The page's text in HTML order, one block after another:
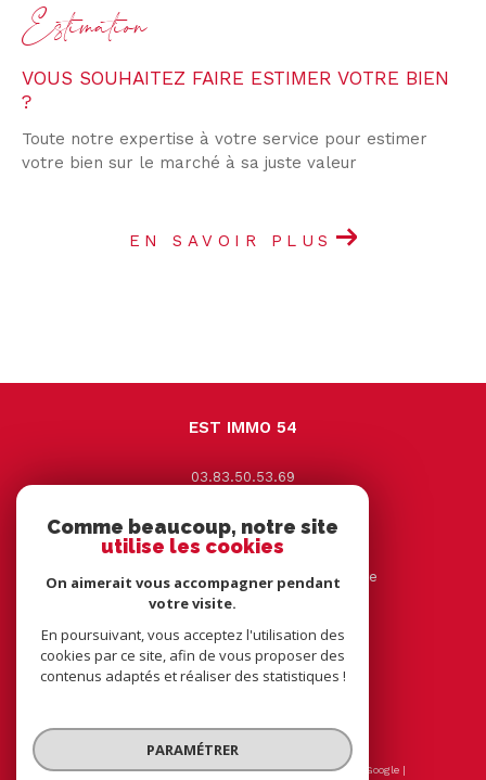
Estimation
VOUS SOUHAITEZ FAIRE ESTIMER VOTRE BIEN
?
Toute notre expertise à votre service pour estimer
votre bien sur le marché à sa juste valeur
EN SAVOIR PLUS
EST IMMO 54
03.83.50.53.69
9 Avenue Jacques Leclerc
54330vézelise
44 rue tourtelle frère 54116 tantonville
NOUS SUIVRE SUR
© 2026 | Tous droits réservés | Traduction powered by Google |
Comme beaucoup, notre site
utilise les cookies
On aimerait vous accompagner pendant
votre visite.
En poursuivant, vous acceptez l'utilisation des
cookies par ce site, afin de vous proposer des
contenus adaptés et réaliser des statistiques !
PARAMÉTRER